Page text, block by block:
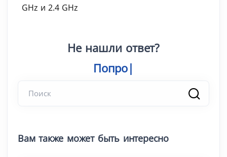
GHz и 2.4 GHz
Не нашли ответ?
Попробуйте
Вам также может быть интересно